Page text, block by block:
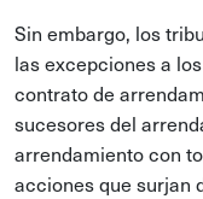
Sin embargo, los
las excepciones a
contrato de
sucesores del
arrendamiento con
acciones que surjan